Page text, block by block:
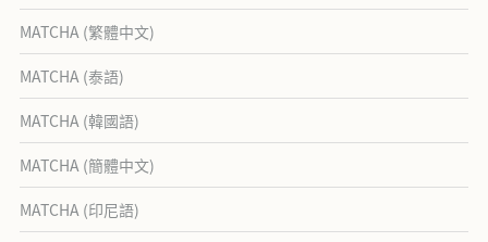
MATCHA (繁體中文)
MATCHA (泰語)
MATCHA (韓國語)
MATCHA (簡體中文)
MATCHA (印尼語)